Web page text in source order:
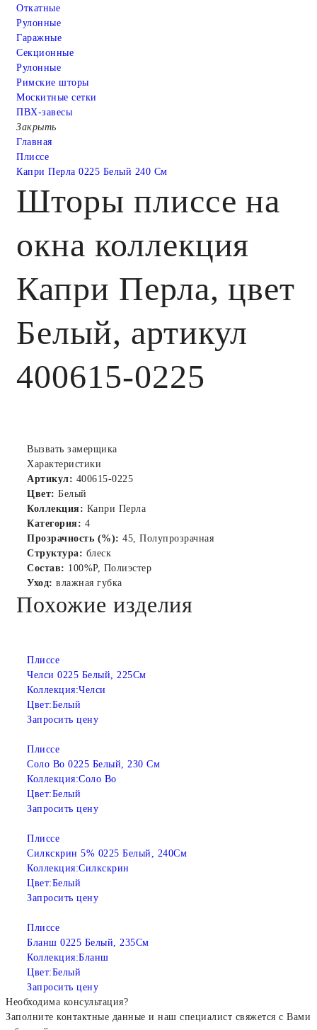
Откатные
Рулонные
Гаражные
Cекционные
Рулонные
Римские шторы
Москитные сетки
ПВХ-завесы
Закрыть
Главная
Плиссе
Капри Перла 0225 Белый 240 См
Шторы плиссе на
окна коллекция
Капри Перла, цвет
Белый, артикул
400615-0225
Вызвать замерщика
Характеристики
Артикул: 400615-0225
Цвет: Белый
Коллекция: Капри Перла
Категория: 4
Прозрачность (%): 45, Полупрозрачная
Структура: блеск
Состав: 100%P, Полиэстер
Уход: влажная губка
Похожие изделия
Плиссе
Челси 0225 Белый, 225См
Коллекция:Челси
Цвет:Белый
Запросить цену
Плиссе
Соло Bo 0225 Белый, 230 См
Коллекция:Соло Bo
Цвет:Белый
Запросить цену
Плиссе
Силкскрин 5% 0225 Белый, 240См
Коллекция:Силкскрин
Цвет:Белый
Запросить цену
Плиссе
Бланш 0225 Белый, 235См
Коллекция:Бланш
Цвет:Белый
Запросить цену
Необходима консультация?
Заполните контактные данные и наш специалист свяжется с Вами